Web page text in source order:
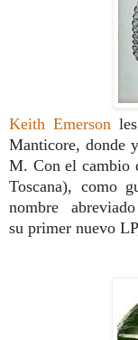
Keith Emersonles
Manticore, donde
M. Con el cambio
Toscana), como
nombre
su primer nuevo